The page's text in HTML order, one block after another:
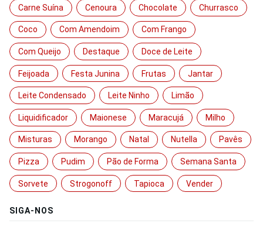
Carne Suína Cenoura Chocolate Churrasco
Coco Com Amendoim Com Frango
Com Queijo Destaque Doce de Leite
Feijoada Festa Junina Frutas Jantar
Leite Condensado Leite Ninho Limão
Liquidificador Maionese Maracujá Milho
Misturas Morango Natal Nutella Pavês
Pizza Pudim Pão de Forma Semana Santa
Sorvete Strogonoff Tapioca Vender
SIGA-NOS